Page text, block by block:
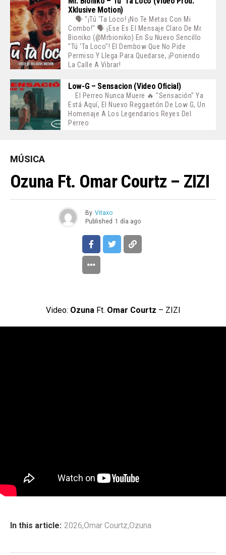
Xklusive Motion)
🗣️ "¡Tú 'ta Loco! ¡No Te Metas Con Mi
Combo!" 🗣️ ¡Ese Es El Mensaje Claro De Mr.
Bioniko (@mrbioniko) En Su Nuevo Sencillo
"Tú 'ta Loco"! El Dembow Que No Pide
Permiso Y Llega Para Quedarse, ¡poniendo
La Calle A Vibrar!
Low-G – Sensacion (Video Oficial)
El Perreo Nunca Muere 🔥 "Sensación" Ya
Está Aquí, El Nuevo Reggaetón De Low G, Un
Homenaje A Los Legendarios Reyes Del
Perreo
MÚSICA
Ozuna Ft. Omar Courtz – ZIZI
By Vitaxo
Published 1 día ago
Video: Ozuna Ft. Omar Courtz – ZIZI
In this article: 2026,Omar Courtz,Ozuna